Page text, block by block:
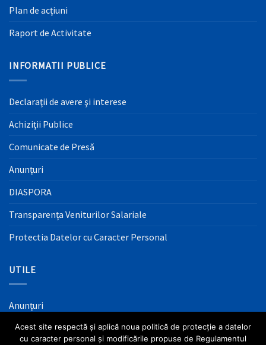
Plan de acțiuni
Raport de Activitate
INFORMATII PUBLICE
Declaraţii de avere şi interese
Achiziţii Publice
Comunicate de Presă
Anunțuri
DIASPORA
Transparența Veniturilor Salariale
Protectia Datelor cu Caracter Personal
UTILE
Anunțuri
Mass Media
Acest site respectă și aplică noua politică de protecție a datelor
cu caracter personal și modificările propuse de Regulamentul